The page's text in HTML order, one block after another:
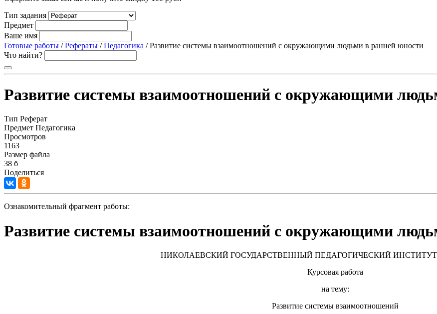
Тип задания
Предмет
Ваше имя
Готовые работы /Рефераты /Педагогика / Развитие системы взаимоотношений с окружающими людьми в ранней юности
Что найти?
Развитие системы взаимоотношений с окружающими
Тип Реферат
Предмет Педагогика
Просмотров
1163
Размер файла
38 б
Поделиться
Ознакомительный фрагмент работы:
Развитие системы взаимоотношений с окружающими
НИКОЛАЕВСКИЙ ГОСУДАРСТВЕННЫЙ ПЕДАГОГИЧЕСКИЙ
Курсовая работа
на тему:
Развитие системы взаимоотношений